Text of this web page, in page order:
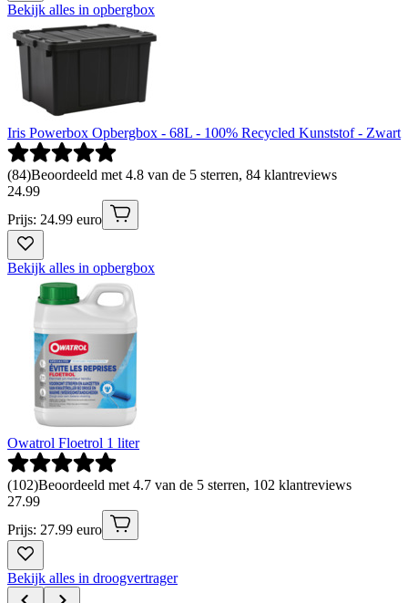
Bekijk alles in opbergbox
Iris Powerbox Opbergbox - 68L - 100% Recycled Kunststof - Zwart
(84)Beoordeeld met 4.8 van de 5 sterren, 84 klantreviews
24.99
Prijs: 24.99 euro
Bekijk alles in opbergbox
Owatrol Floetrol 1 liter
(102)Beoordeeld met 4.7 van de 5 sterren, 102 klantreviews
27.99
Prijs: 27.99 euro
Bekijk alles in droogvertrager